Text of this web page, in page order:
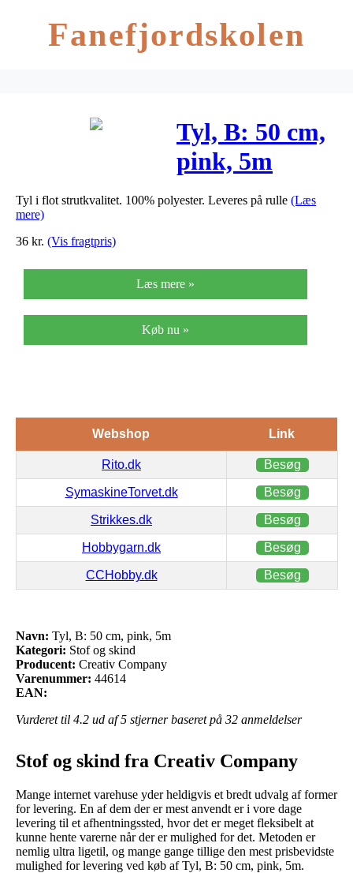
Fanefjordskolen
Tyl, B: 50 cm,
pink, 5m
Tyl i flot strutkvalitet. 100% polyester. Leveres på rulle (Læs
mere)
36 kr. (Vis fragtpris)
Læs mere »
Køb nu »
Webshop Link
Rito.dk Besøg
SymaskineTorvet.dk Besøg
Strikkes.dk Besøg
Hobbygarn.dk Besøg
CCHobby.dk Besøg
Navn: Tyl, B: 50 cm, pink, 5m
Kategori: Stof og skind
Producent: Creativ Company
Varenummer: 44614
EAN:
Vurderet til 4.2 ud af 5 stjerner baseret på 32 anmeldelser
Stof og skind fra Creativ Company
Mange internet varehuse yder heldigvis et bredt udvalg af former
for levering. En af dem der er mest anvendt er i vore dage
levering til et afhentningssted, hvor det er meget fleksibelt at
kunne hente varerne når der er mulighed for det. Metoden er
nemlig ultra ligetil, og mange gange tillige den mest prisbevidste
mulighed for levering ved køb af Tyl, B: 50 cm, pink, 5m.